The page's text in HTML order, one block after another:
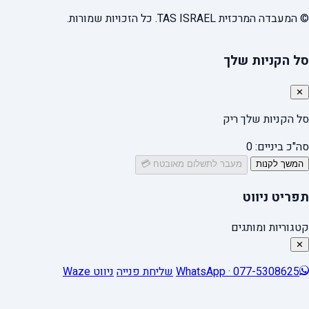
© המעבדה המרכזית TAS ISRAEL. כל הזכויות שמורות.
סל הקניות שלך
✕
סל הקניות שלך ריק
סה"כ ביניים:0
המשך לקנות מעבר לתשלום מאובטח 💳
תפריט ניווט
קטגוריות ומותגים
✕
WhatsApp · 077-5308625שליחת פנייהניווט Waze